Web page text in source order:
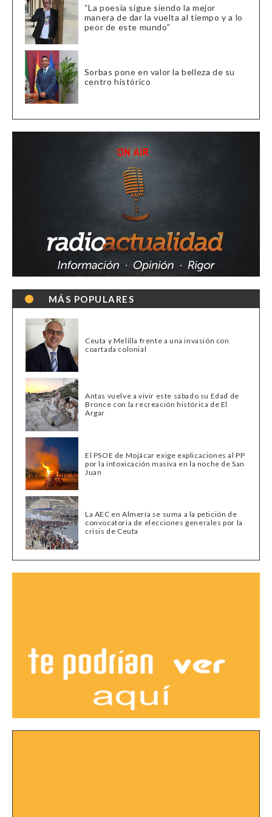
“La poesía sigue siendo la mejor
manera de dar la vuelta al tiempo y a lo
peor de este mundo”
Sorbas pone en valor la belleza de su
centro histórico
MÁS POPULARES
Ceuta y Melilla frente a una invasión con
coartada colonial
Antas vuelve a vivir este sábado su Edad de
Bronce con la recreación histórica de El
Argar
El PSOE de Mojácar exige explicaciones al PP
por la intoxicación masiva en la noche de San
Juan
La AEC en Almería se suma a la petición de
convocatoria de elecciones generales por la
crisis de Ceuta